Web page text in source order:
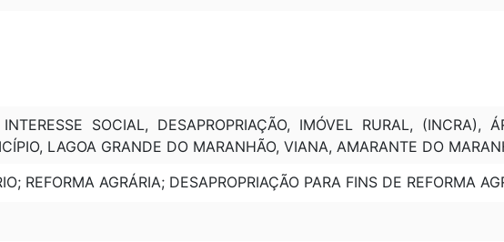
SOCIAL, DESAPROPRIAÇÃO, IMÓVEL RURAL, (INCRA),
LAGOA GRANDE DO MARANHÃO, VIANA, AMARANTE DO
REFORMA AGRÁRIA; DESAPROPRIAÇÃO PARA FINS DE REFORMA